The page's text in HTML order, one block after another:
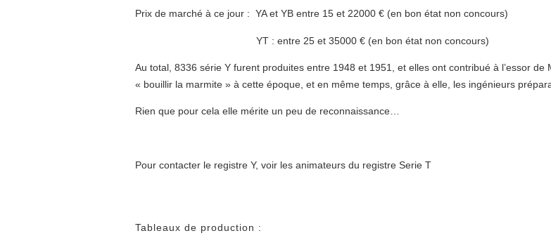
Prix de marché à ce jour : YA et YB entre 15 et 22000 € (en bon état non concours)
YT : entre 25 et 35000 € (en bon état non concours)
Au total, 8336 série Y furent produites entre 1948 et 1951, et elles ont contribué à l’essor
« bouillir la marmite » à cette époque, et en même temps, grâce à elle, les ingénieurs
Rien que pour cela elle mérite un peu de reconnaissance…
Pour contacter le registre Y, voir les animateurs du registre Serie T
Tableaux de production :